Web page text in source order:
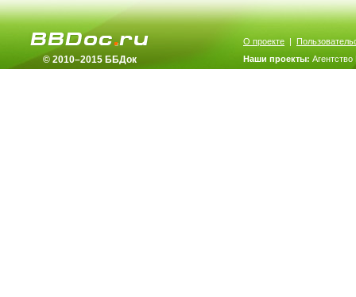
© 2010–2015 ББДок
О проекте |
Наши проекты: